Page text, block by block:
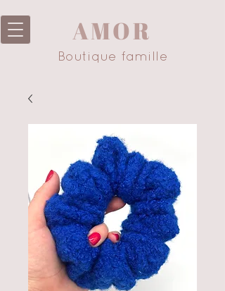
AMOR
Boutique famille